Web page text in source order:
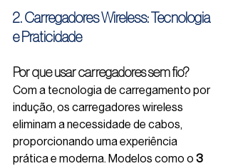
2. Carregadores Wireless: Tecnologia
e Praticidade
Por que usar carregadores sem fio?
Com a tecnologia de carregamento por
indução, os carregadores wireless
eliminam a necessidade de cabos,
proporcionando uma experiência
prática e moderna. Modelos como o 3